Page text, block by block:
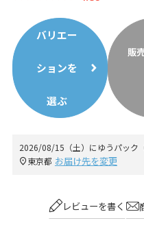
バリエー
ションを
選ぶ
販
2026/08/15（土） に ゆうパック
東京都 お届け先を変更
レビューを書く